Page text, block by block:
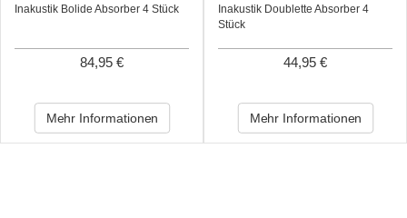
Inakustik Bolide Absorber 4 Stück
84,95 €
Mehr Informationen
Inakustik Doublette Absorber 4
Stück
44,95 €
Mehr Informationen